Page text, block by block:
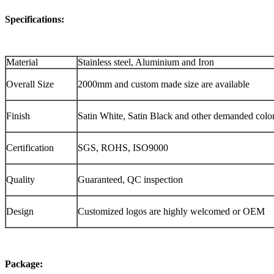
Specifications:
Material Stainless steel, Aluminium and Iron
Overall Size 2000mm and custom made size are available
Finish Satin White, Satin Black and other demanded
Certification SGS, ROHS, ISO9000
Quality Guaranteed, QC inspection
Design Customized logos are highly welcomed or OEM
Package: